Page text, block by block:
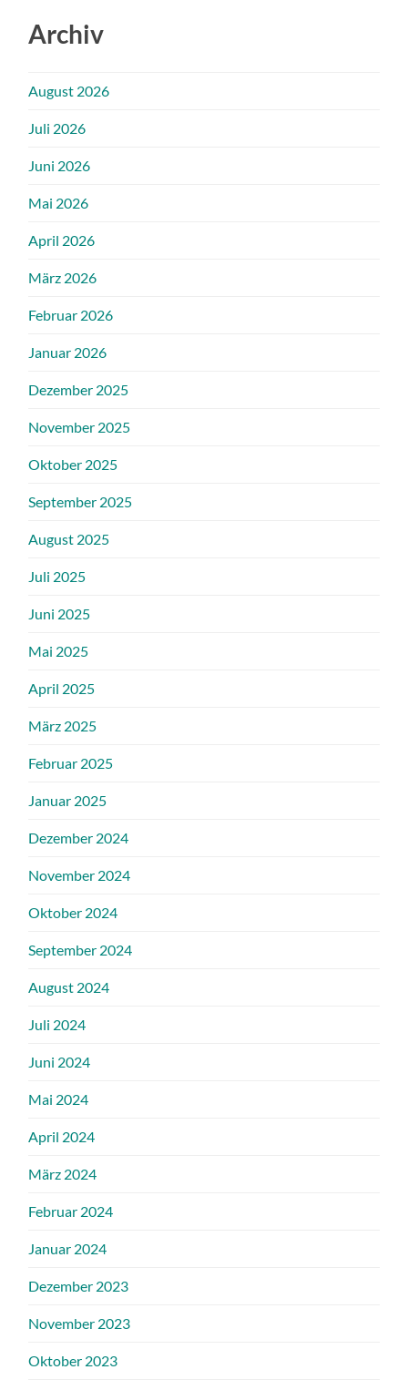
Archiv
August 2026
Juli 2026
Juni 2026
Mai 2026
April 2026
März 2026
Februar 2026
Januar 2026
Dezember 2025
November 2025
Oktober 2025
September 2025
August 2025
Juli 2025
Juni 2025
Mai 2025
April 2025
März 2025
Februar 2025
Januar 2025
Dezember 2024
November 2024
Oktober 2024
September 2024
August 2024
Juli 2024
Juni 2024
Mai 2024
April 2024
März 2024
Februar 2024
Januar 2024
Dezember 2023
November 2023
Oktober 2023